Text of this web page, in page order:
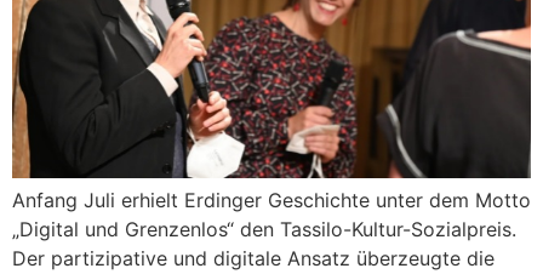
Anfang Juli erhielt Erdinger Geschichte unter dem Motto
„Digital und Grenzenlos“ den Tassilo-Kultur-Sozialpreis.
Der partizipative und digitale Ansatz überzeugte die